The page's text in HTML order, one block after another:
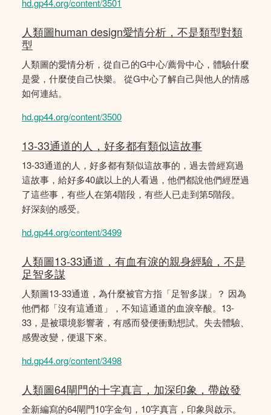
hd.gp44.org/content/3501
人類圖human design愛情分析，不是類型對類
型
人類圖的愛情分析，從自己的G中心/薦骨中心，體驗什麼
是愛，什麼使自己快樂。 從G中心了解自己與他人的情感
如何連結。
hd.gp44.org/content/3500
13-33通道的人，好多都有類似這故事
13-33通道的人，好多都有類似這故事的，過去曾經寫過
這故事，給好多40歲以上的人看過，他們都說他們經歴過
了這些事，有些人在第4階段，有些人已走到第5階段。
好深刻的感受。
hd.gp44.org/content/3499
人類圖13-33通道，有血有淚的親身經驗，不是
足智多謀
人類圖13-33通道，為什麼被官方指「足智多謀」？ 因為
他們都「沒有這通道」，不知這通道的血淚辛酸。13-
33，是被環境影響著，有感而發便衝動想試。失去體驗、
感覺改變，便退下來。
hd.gp44.org/content/3498
人類圖64閘門的十字真言，加深印象，帶啟發
全新編寫的64閘門10字金句，10字真言，印象與啟示。